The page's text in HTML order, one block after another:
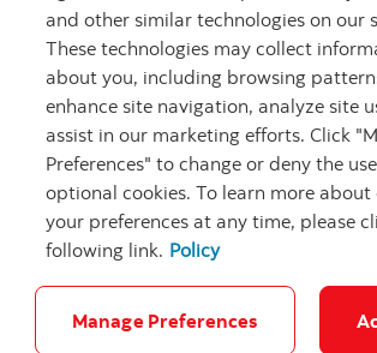
Prenez rendez-vous
Carrières Ma banque à moi Notes juridiques
and other similar technologies on our
These technologies may collect
about you, including browsing
enhance site navigation, analyze site
assist in our marketing efforts. Click
Preferences" to change or deny the
optional cookies. To learn more about
your preferences at any time, please
following link. Policy
Manage Preferences